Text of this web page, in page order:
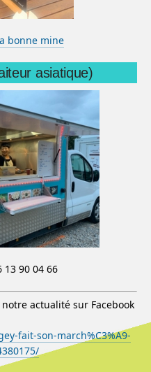
bonne mine
asiatique)
13 90 04 66
actualité sur Facebook
fait-son-march%C3%A9-